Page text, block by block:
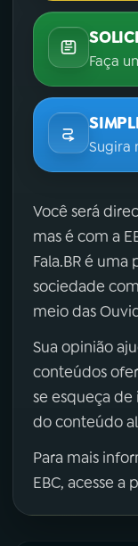
Faça
Sugira
Você será
mas é com a
Fala.BR é
sociedade
meio das
Sua opinião
conteúdos
se esqueça de
do conteúdo
Para mais
EBC, acesse a